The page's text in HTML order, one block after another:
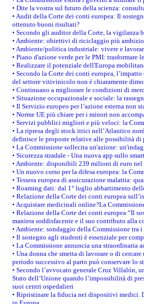
• Dite la vostra sul futuro della scienza:
• Audit della Corte dei conti europea: Il
ottenuto buoni risultati?
• Secondo gli auditor della Corte, la vigilanza
• Ambiente: obiettivi di riciclaggio più
• Ambiente/politica industriale: vivere e
• Piano d'azione verde per le PMI:
• Realizzare il potenziale dell'Europa
• Secondo la Corte dei conti europea,
del settore vitivinicolo non è chiaramente
• Continuano a migliorare le condizioni di
• Situazione occupazionale e sociale: la
• Il Servizio europeo per l’azione esterna non
• Norme UE più chiare per i minori non
• Servizi pubblici migliori e più veloci: la
• La ripresa degli stock ittici nell’Atlantico
definisce le proposte relative alle possibilità di
• La Commissione sollecita un'azione:
• Sicurezza stradale - Una nuova app sullo
• Ambiente: disponibili 239 milioni di euro nel
• Un nuovo corso per la difesa europea: la
• Tessera europea di assicurazione malattia:
• Roaming dati: dal 1° luglio abbattimento
• Relazione della Corte dei conti europea
• Acquistare medicinali online?La
• Relazione della Corte dei conti europea “Il
maniera soddisfacente e il suo contributo alla
• Ambiente: sondaggio della Commissione
• Il sostegno agli studenti è essenziale per
• La Commissione annuncia una straordinaria
• Una donna che smetta di lavorare o di
periodo successivo al parto può conservare lo
• Secondo l’avvocato generale Cruz Villalón,
Stato dell’Unione quando l’impossibilità di
suoi centri ospedalieri
• Ripristinare la fiducia nei dispositivi medici.